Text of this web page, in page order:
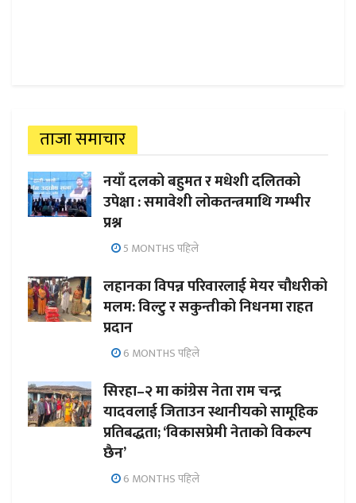
ताजा समाचार
नयाँ दलको बहुमत र मधेशी दलितको
उपेक्षा : समावेशी लोकतन्त्रमाथि गम्भीर
प्रश्न
5 MONTHS पहिले
लहानका विपन्न परिवारलाई मेयर चौधरीको
मलम: विल्टु र सकुन्तीको निधनमा राहत
प्रदान
6 MONTHS पहिले
सिरहा–२ मा कांग्रेस नेता राम चन्द्र
यादवलाई जिताउन स्थानीयको सामूहिक
प्रतिबद्धता; ‘विकासप्रेमी नेताको विकल्प
छैन’
6 MONTHS पहिले